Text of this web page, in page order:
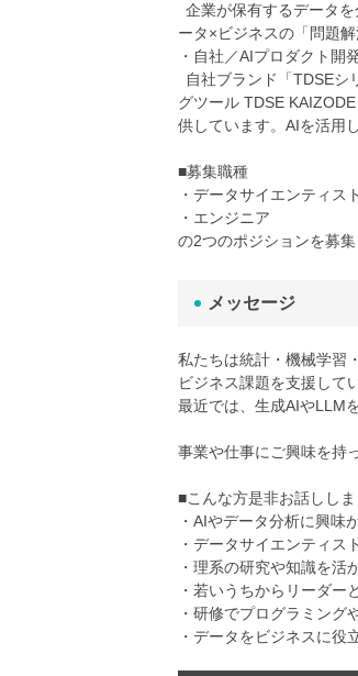
企業が保有するデータ
ータ×ビジネスの「問題
・自社／AIプロダクト開
自社ブランド「TDSEシ
グツール TDSE
供しています。AIを活用
■募集職種
・データサイエンティスト
・エンジニア
の2つのポジションを募集
メッセージ
私たちは統計・機械学習
ビジネス課題を支援して
最近では、生成AIやLLM
事業や仕事にご興味を持
■こんな方是非お話ししま
・AIやデータ分析に興味
・データサイエンティ
・理系の研究や知識を活
・若いうちからリーダー
・研修でプログラミング
・データをビジネスに